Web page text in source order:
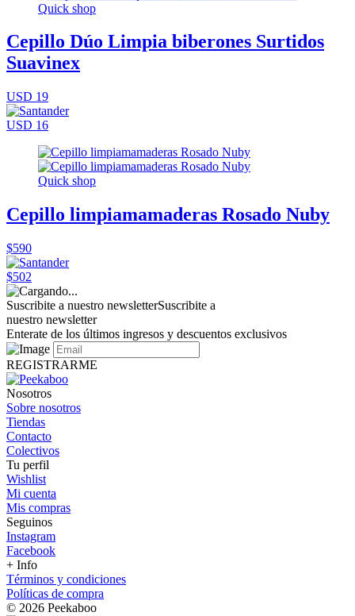
Quick shop
Cepillo Dúo Limpia biberones Surtidos
Suavinex
USD 19
USD 16
Quick shop
Cepillo limpiamamaderas Rosado Nuby
$590
$502
Suscribite a nuestro newsletterSuscribite a
nuestro newsletter
Enterate de los últimos ingresos y descuentos exclusivos
REGISTRARME
Nosotros
Sobre nosotros
Tiendas
Contacto
Colectivos
Tu perfil
Wishlist
Mi cuenta
Mis compras
Seguinos
Instagram
Facebook
+ Info
Términos y condiciones
Políticas de compra
© 2026 Peekaboo